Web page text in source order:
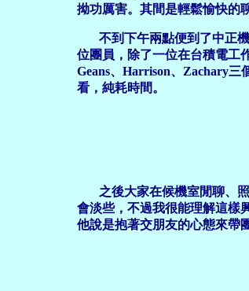
拗功厲害。其間是輕鬆愉快的
不到下午兩點便到了中正
位團員，除了一位在台積電工
Geans、Harrison、Zachary
看，純耗時間。
之後大家在候機室閒聊、
會淡些，不過我很能理解這樣
他說是抱著交朋友的心態來帶